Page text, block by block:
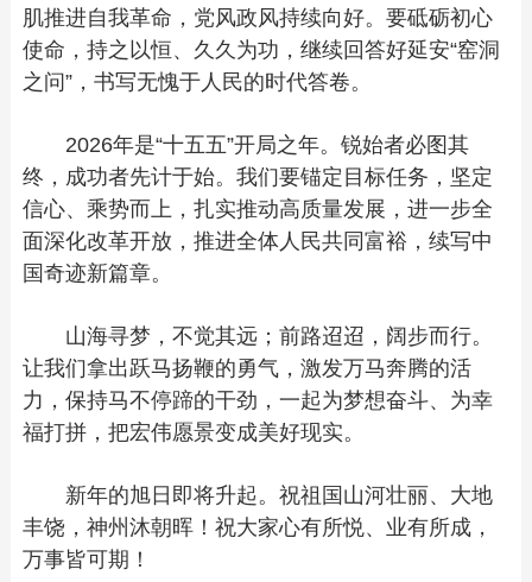
肌推进自我革命，党风政风持续向好。要砥砺初心
使命，持之以恒、久久为功，继续回答好延安“窑洞
之问”，书写无愧于人民的时代答卷。
2026年是“十五五”开局之年。锐始者必图其
终，成功者先计于始。我们要锚定目标任务，坚定
信心、乘势而上，扎实推动高质量发展，进一步全
面深化改革开放，推进全体人民共同富裕，续写中
国奇迹新篇章。
山海寻梦，不觉其远；前路迢迢，阔步而行。
让我们拿出跃马扬鞭的勇气，激发万马奔腾的活
力，保持马不停蹄的干劲，一起为梦想奋斗、为幸
福打拼，把宏伟愿景变成美好现实。
新年的旭日即将升起。祝祖国山河壮丽、大地
丰饶，神州沐朝晖！祝大家心有所悦、业有所成，
万事皆可期！